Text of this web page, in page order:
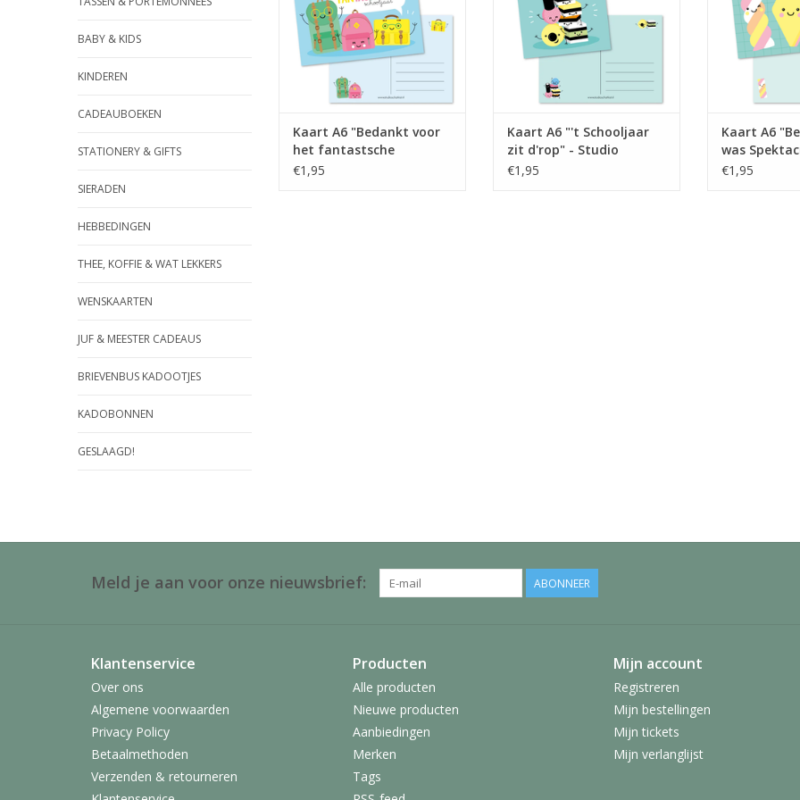
BABY & KIDS
KINDEREN
CADEAUBOEKEN
STATIONERY & GIFTS
SIERADEN
HEBBEDINGEN
THEE, KOFFIE & WAT LEKKERS
WENSKAARTEN
JUF & MEESTER CADEAUS
BRIEVENBUS KADOOTJES
KADOBONNEN
GESLAAGD!
TOEVOEGEN AAN WINKELWAGEN
Kaart A6 "Bedankt voor
het fantastsche
schooljaar" - Studio
€1,95
TOEVOEGEN AAN WINKELWAGEN
Kaart A6 "'t Schooljaar
zit d'rop" - Studio
Schatkist
€1,95
TOEVOEGEN
Kaart A6
was
Studio
€1,95
Meld je aan voor onze nieuwsbrief: ABONNEER
Klantenservice
Over ons
Algemene voorwaarden
Privacy Policy
Betaalmethoden
Verzenden & retourneren
Producten
Alle producten
Nieuwe producten
Aanbiedingen
Merken
Tags
Mijn account
Registreren
Mijn bestellingen
Mijn tickets
Mijn verlanglijst